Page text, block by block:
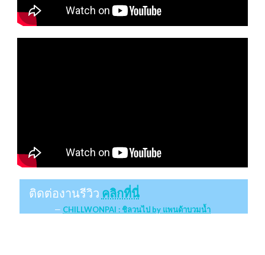
ติดต่องานรีวิว คลิกที่นี่
CHILLWONPAI : ชิลวนไป by แพนด้าบวมน้ำ